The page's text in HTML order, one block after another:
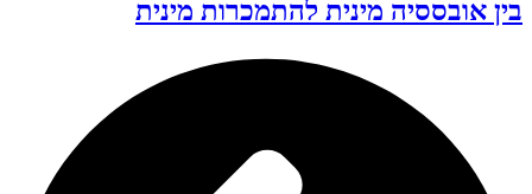
בין אובססיה מינית להתמכרות מינית